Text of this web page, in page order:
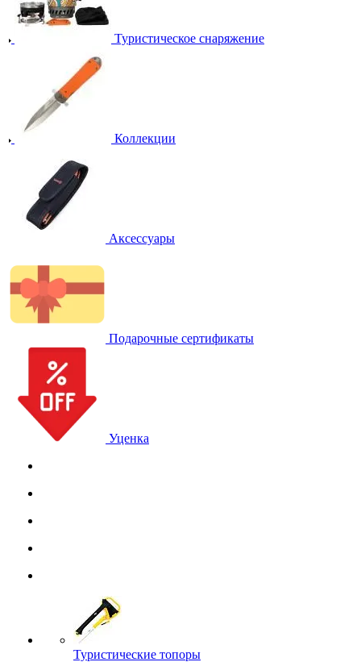
Туристическое снаряжение
Коллекции
Аксессуары
Подарочные сертификаты
Уценка
Туристические топоры